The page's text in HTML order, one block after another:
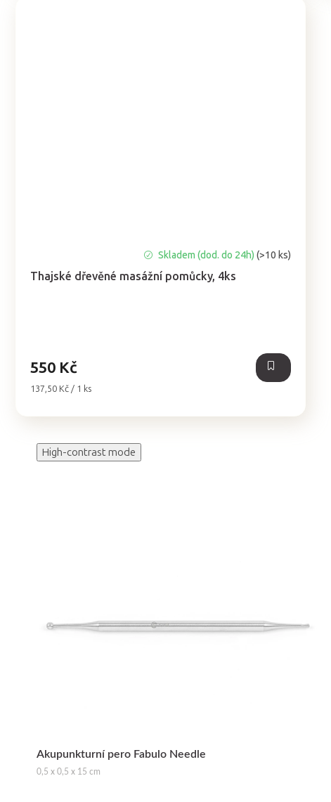
Thajské dřevěné masážní pomůcky, 4ks
hodnocení
produktu
Skladem (dod. do 24h)(>10 ks)
550 Kč
Měrná
137,50 Kč / 1 ks
High-contrast mode
Akupunkturní pero Fabulo Needle
0,5 x 0,5 x 15 cm